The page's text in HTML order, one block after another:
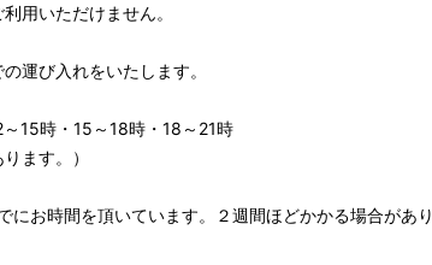
用いただけません。
運び入れをいたします。
～15時・15～18時・18～21時
ます。）
にお時間を頂いています。２週間ほどかかる場合があり